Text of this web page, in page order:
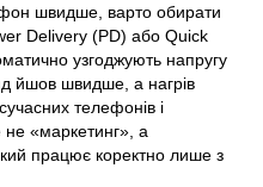
швидше, варто обирати
Delivery (PD) або Quick
узгоджують напругу
йшов швидше, а нагрів
телефонів і
«маркетинг», а
працює коректно лише з